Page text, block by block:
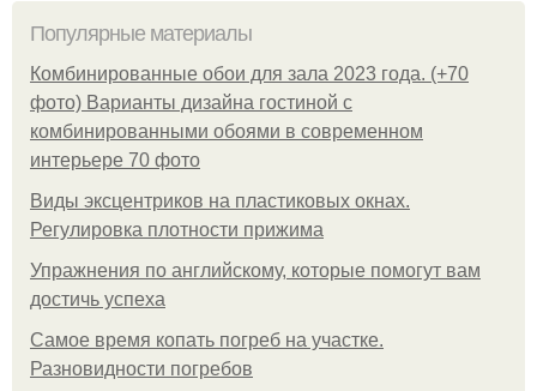
Популярные материалы
Комбинированные обои для зала 2023 года. (+70
фото) Варианты дизайна гостиной с
комбинированными обоями в современном
интерьере 70 фото
Виды эксцентриков на пластиковых окнах.
Регулировка плотности прижима
Упражнения по английскому, которые помогут вам
достичь успеха
Самое время копать погреб на участке.
Разновидности погребов